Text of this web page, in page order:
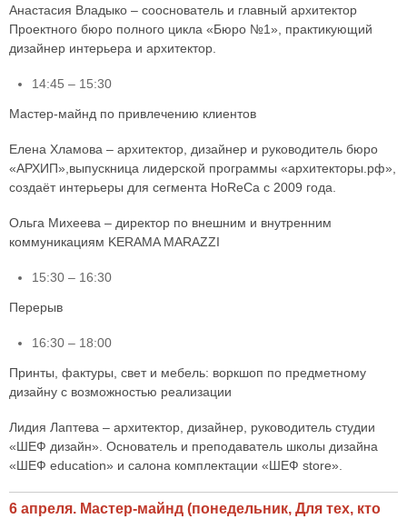
Анастасия Владыко – сооснователь и главный архитектор
Проектного бюро полного цикла «Бюро №1», практикующий
дизайнер интерьера и архитектор.
14:45 – 15:30
Мастер-майнд по привлечению клиентов
Елена Хламова – архитектор, дизайнер и руководитель бюро
«АРХИП»,выпускница лидерской программы «архитекторы.рф»,
создаёт интерьеры для сегмента HoReCa с 2009 года.
Ольга Михеева – директор по внешним и внутренним
коммуникациям KERAMA MARAZZI
15:30 – 16:30
Перерыв
16:30 – 18:00
Принты, фактуры, свет и мебель: воркшоп по предметному
дизайну с возможностью реализации
Лидия Лаптева – архитектор, дизайнер, руководитель студии
«ШЕФ дизайн». Основатель и преподаватель школы дизайна
«ШЕФ education» и салона комплектации «ШЕФ store».
6 апреля. Мастер-майнд (понедельник, Для тех, кто